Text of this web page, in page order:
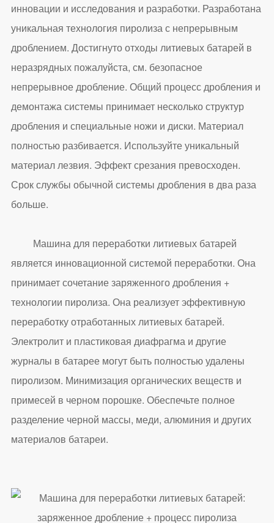
инновации и исследования и разработки. Разработана
уникальная технология пиролиза с непрерывным
дроблением. Достигнуто отходы литиевых батарей в
неразрядных пожалуйста, см. безопасное
непрерывное дробление. Общий процесс дробления и
демонтажа системы принимает несколько структур
дробления и специальные ножи и диски. Материал
полностью разбивается. Используйте уникальный
материал лезвия. Эффект срезания превосходен.
Срок службы обычной системы дробления в два раза
больше.
Машина для переработки литиевых батарей
является инновационной системой переработки. Она
принимает сочетание заряженного дробления +
технологии пиролиза. Она реализует эффективную
переработку отработанных литиевых батарей.
Электролит и пластиковая диафрагма и другие
журналы в батарее могут быть полностью удалены
пиролизом. Минимизация органических веществ и
примесей в черном порошке. Обеспечьте полное
разделение черной массы, меди, алюминия и других
материалов батареи.